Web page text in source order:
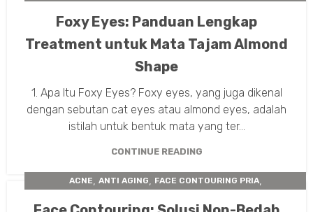
Foxy Eyes: Panduan Lengkap
Treatment untuk Mata Tajam Almond
Shape
1. Apa Itu Foxy Eyes? Foxy eyes, yang juga dikenal
dengan sebutan cat eyes atau almond eyes, adalah
istilah untuk bentuk mata yang ter...
CONTINUE READING
ACNE, ANTI AGING, FACE CONTOURING PRIA,